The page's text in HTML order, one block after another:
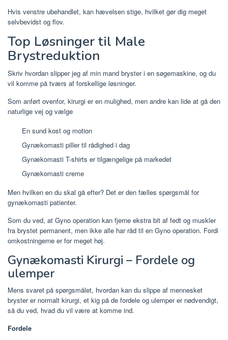
Hvis venstre ubehandlet, kan hævelsen stige, hvilket gør dig meget
selvbevidst og flov.
Top Løsninger til Male
Brystreduktion
Skriv hvordan slipper jeg af min mand bryster i en søgemaskine, og du
vil komme på tværs af forskellige løsninger.
Som anført ovenfor, kirurgi er en mulighed, men andre kan lide at gå den
naturlige vej og vælge
En sund kost og motion
Gynækomasti piller til rådighed i dag
Gynækomasti T-shirts er tilgængelige på markedet
Gynækomasti creme
Men hvilken en du skal gå efter? Det er den fælles spørgsmål for
gynækomasti patienter.
Som du ved, at Gyno operation kan fjerne ekstra bit af fedt og muskler
fra brystet permanent, men ikke alle har råd til en Gyno operation. Fordi
omkostningerne er for meget høj.
Gynækomasti Kirurgi – Fordele og
ulemper
Mens svaret på spørgsmålet, hvordan kan du slippe af mennesket
bryster er normalt kirurgi, et kig på de fordele og ulemper er nødvendigt,
så du ved, hvad du vil være at komme ind.
Fordele